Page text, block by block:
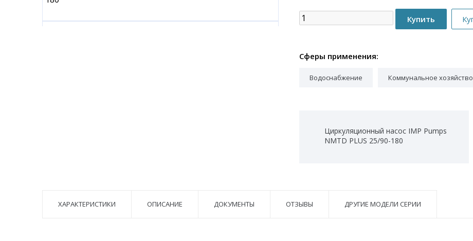
Сферы применения:
Водоснабжение Коммунальное хозяйство
Циркуляционный насос IMP Pumps
NMTD PLUS 25/90-180
ХАРАКТЕРИСТИКИ ОПИСАНИЕ ДОКУМЕНТЫ ОТЗЫВЫ ДРУГИЕ МОДЕЛИ СЕРИИ